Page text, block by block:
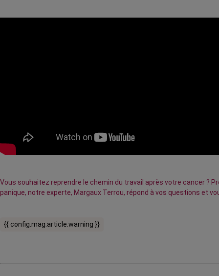
Vous souhaitez reprendre le chemin du travail après votre cancer ?
panique, notre experte, Margaux Terrou, répond à vos questions et
{{ config.mag.article.warning }}